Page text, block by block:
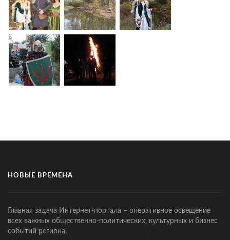
НОВЫЕ ВРЕМЕНА
Главная задача Интернет-портала – оперативное освещение
всех важных общественно-политических, культурных и бизнес
событий региона.